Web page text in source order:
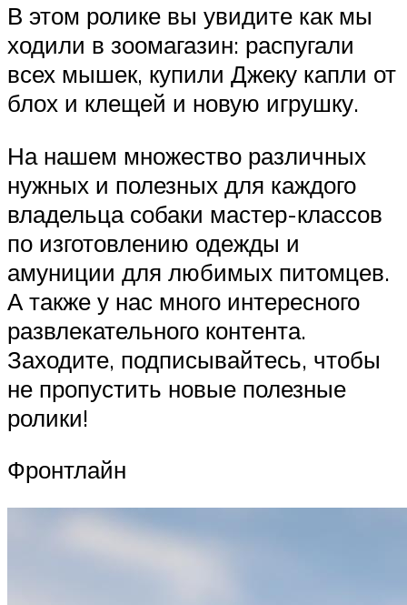
В этом ролике вы увидите как мы
ходили в зоомагазин: распугали
всех мышек, купили Джеку капли от
блох и клещей и новую игрушку.
На нашем множество различных
нужных и полезных для каждого
владельца собаки мастер-классов
по изготовлению одежды и
амуниции для любимых питомцев.
А также у нас много интересного
развлекательного контента.
Заходите, подписывайтесь, чтобы
не пропустить новые полезные
ролики!
Фронтлайн